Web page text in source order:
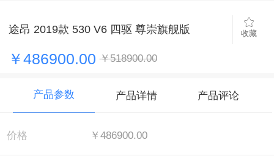
途昂 2019款 530 V6 四驱 尊崇旗舰版 收藏
￥486900.00 ￥518900.00
产品参数 产品详情 产品评论
价格 ￥486900.00